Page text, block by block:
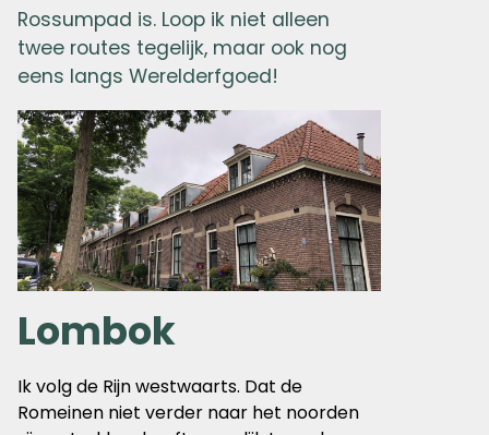
Rossumpad is. Loop ik niet alleen
twee routes tegelijk, maar ook nog
eens langs Werelderfgoed!
Lombok
Ik volg de Rijn westwaarts. Dat de
Romeinen niet verder naar het noorden